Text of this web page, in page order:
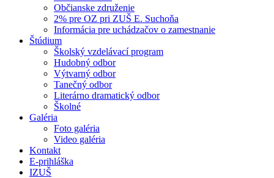
Občianske združenie
2% pre OZ pri ZUŠ E. Suchoňa
Informácia pre uchádzačov o zamestnanie
Štúdium
Školský vzdelávací program
Hudobný odbor
Výtvarný odbor
Tanečný odbor
Literárno dramatický odbor
Školné
Galéria
Foto galéria
Video galéria
Kontakt
E-prihláška
IZUŠ